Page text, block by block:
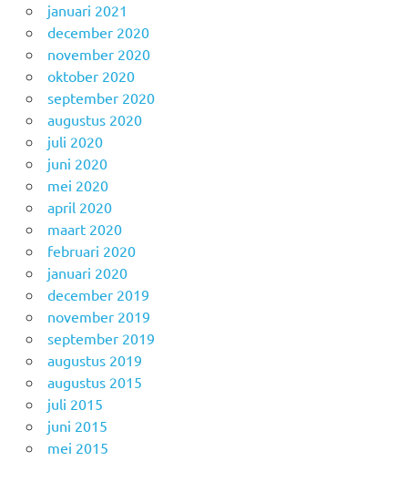
januari 2021
december 2020
november 2020
oktober 2020
september 2020
augustus 2020
juli 2020
juni 2020
mei 2020
april 2020
maart 2020
februari 2020
januari 2020
december 2019
november 2019
september 2019
augustus 2019
augustus 2015
juli 2015
juni 2015
mei 2015